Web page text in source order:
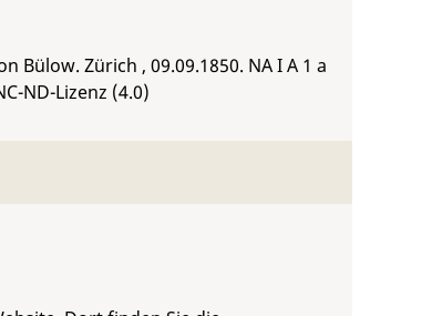
Bülow. Zürich , 09.09.1850. NA I A 1 a
ND-Lizenz (4.0)